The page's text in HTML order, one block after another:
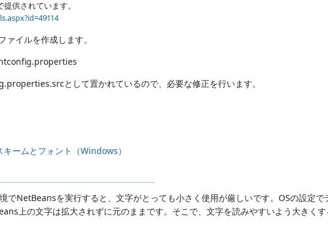
供されています。
ァイルを作成します。
として置かれているので、必要な修正を行います。
ームとフォント（Windows）
でNetBeansを実行すると、文字がとっても小さく使用が厳しいです。OSの設定で
上の文字は拡大されずに元のままです。そこで、文字を読みやすいよう大きく